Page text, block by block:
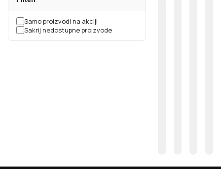
Samo proizvodi na akciji
Sakrij nedostupne proizvode